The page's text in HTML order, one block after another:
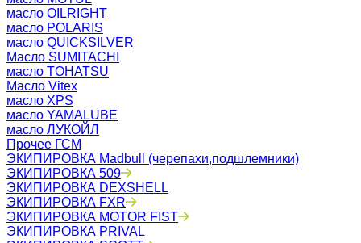
масло OILRIGHT
масло POLARIS
масло QUICKSILVER
Масло SUMITACHI
масло TOHATSU
Масло Vitex
масло XPS
масло YAMALUBE
масло ЛУКОЙЛ
Прочее ГСМ
ЭКИПИРОВКА Madbull (черепахи,подшлемники)
ЭКИПИРОВКА 509
ЭКИПИРОВКА DEXSHELL
ЭКИПИРОВКА FXR
ЭКИПИРОВКА MOTOR FIST
ЭКИПИРОВКА PRIVAL